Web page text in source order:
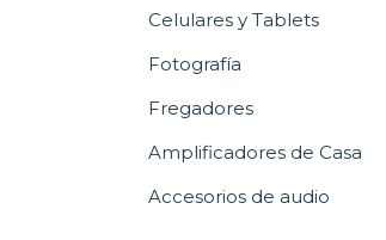
Celulares y Tablets
Fotografía
Fregadores
Amplificadores de Casa
Accesorios de audio